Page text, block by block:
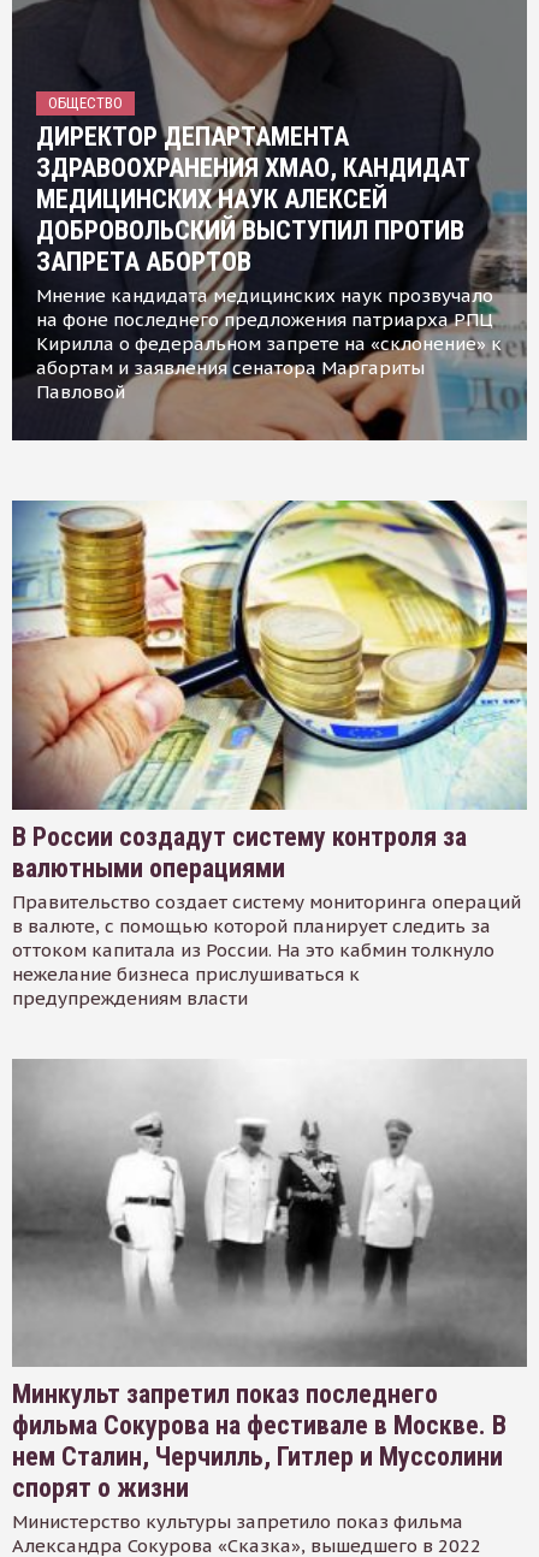
ОБЩЕСТВО
ДИРЕКТОР ДЕПАРТАМЕНТА
ЗДРАВООХРАНЕНИЯ ХМАО, КАНДИДАТ
МЕДИЦИНСКИХ НАУК АЛЕКСЕЙ
ДОБРОВОЛЬСКИЙ ВЫСТУПИЛ ПРОТИВ
ЗАПРЕТА АБОРТОВ
Мнение кандидата медицинских наук прозвучало
на фоне последнего предложения патриарха РПЦ
Кирилла о федеральном запрете на «склонение» к
абортам и заявления сенатора Маргариты
Павловой
В России создадут систему контроля за
валютными операциями
Правительство создает систему мониторинга операций
в валюте, с помощью которой планирует следить за
оттоком капитала из России. На это кабмин толкнуло
нежелание бизнеса прислушиваться к
предупреждениям власти
Минкульт запретил показ последнего
фильма Сокурова на фестивале в Москве. В
нем Сталин, Черчилль, Гитлер и Муссолини
спорят о жизни
Министерство культуры запретило показ фильма
Александра Сокурова «Сказка», вышедшего в 2022